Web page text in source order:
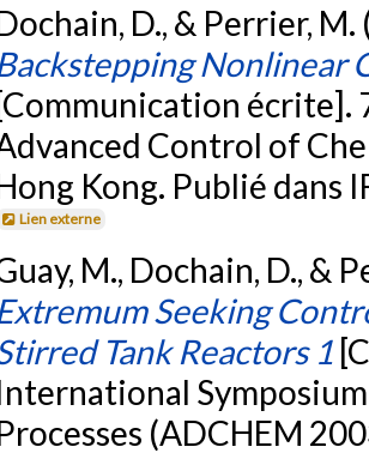
D., & Perrier,
Nonlinear
écrite].
Control of
Kong. Publié dans
Lien externe
M., Dochain, D., &
Seeking
Tank Reactors 1
(ADCHEM